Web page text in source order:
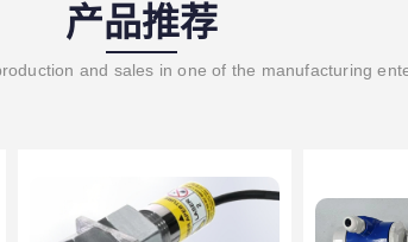
产品推荐
and sales in one of the manufacturing